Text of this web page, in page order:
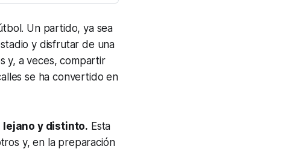
Un partido, ya sea
y disfrutar de una
y, a veces, compartir
se ha convertido en
lejano y distinto. Esta
y, en la preparación